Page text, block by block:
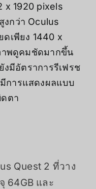
x 1920 pixels
กว่า Oculus
เพียง 1440 x
าพดูคมชัดมากขึ้น
มีอัตราการรีเฟรช
การแสดงผลแบบ
ตา
Quest 2 ที่วาง
64GB และ